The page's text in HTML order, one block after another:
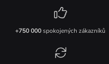
+750 000spokojených zákazníků